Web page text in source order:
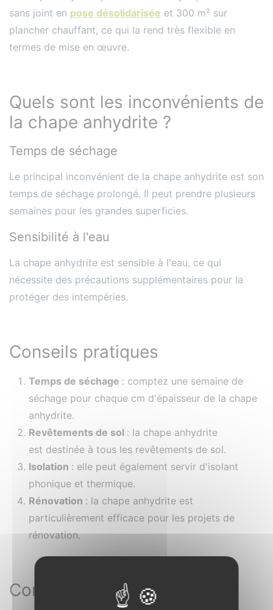
sans joint en pose désolidarisée et 300 m² sur
plancher chauffant, ce qui la rend très flexible en
termes de mise en œuvre.
Quels sont les inconvénients de
la chape anhydrite ?
Temps de séchage
Le principal inconvénient de la chape anhydrite est son
temps de séchage prolongé. Il peut prendre plusieurs
semaines pour les grandes superficies.
Sensibilité à l'eau
La chape anhydrite est sensible à l'eau, ce qui
nécessite des précautions supplémentaires pour la
protéger des intempéries.
Conseils pratiques
Temps de séchage : comptez une semaine de
séchage pour chaque cm d'épaisseur de la chape
anhydrite.
Revêtements de sol : la chape anhydrite
est destinée à tous les revêtements de sol.
Isolation : elle peut également servir d'isolant
phonique et thermique.
Rénovation : la chape anhydrite est
particulièrement efficace pour les projets de
rénovation.
Conclusion